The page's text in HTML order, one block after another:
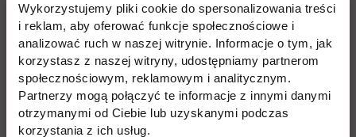
Wykorzystujemy pliki cookie do spersonalizowania treści
i reklam, aby oferować funkcje społecznościowe i
analizować ruch w naszej witrynie. Informacje o tym, jak
korzystasz z naszej witryny, udostępniamy partnerom
społecznościowym, reklamowym i analitycznym.
Partnerzy mogą połączyć te informacje z innymi danymi
otrzymanymi od Ciebie lub uzyskanymi podczas
korzystania z ich usług.
Planowanie własnej kariery zawodowej link otwiera się w
Techniki sprzedażylink otwiera się w nowej karcie
Zatrudnianie pierwszego pracownikalink otwiera się w
Kredytowe ABC dla MŚPlink otwiera się w nowej karcie